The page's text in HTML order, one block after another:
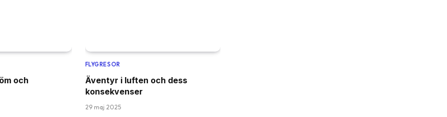
och
FLYGRESOR
Äventyr i luften och dess
konsekvenser
29 maj 2025